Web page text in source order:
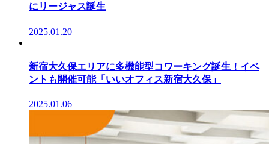
にリージャス誕生
2025.01.20
新宿大久保エリアに多機能型コワーキング誕生！イベ
ントも開催可能「いいオフィス新宿大久保」
2025.01.06